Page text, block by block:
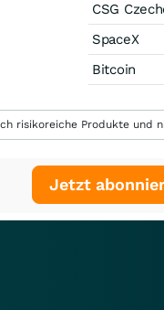
CSG
SpaceX
Bitcoin
risikoreiche Produkte und
Jetzt